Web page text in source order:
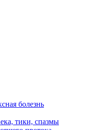
болезнь
тики, спазмы